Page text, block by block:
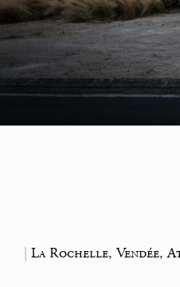
| La Rochelle, Vendée,